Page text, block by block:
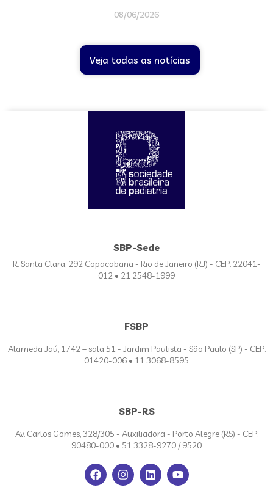
08/06/2026
Veja todas as notícias
SBP-Sede
R. Santa Clara, 292 Copacabana - Rio de Janeiro (RJ) - CEP: 22041-
012 • 21 2548-1999
FSBP
Alameda Jaú, 1742 – sala 51 - Jardim Paulista - São Paulo (SP) - CEP:
01420-006 • 11 3068-8595
SBP-RS
Av. Carlos Gomes, 328/305 - Auxiliadora - Porto Alegre (RS) - CEP:
90480-000 • 51 3328-9270 / 9520